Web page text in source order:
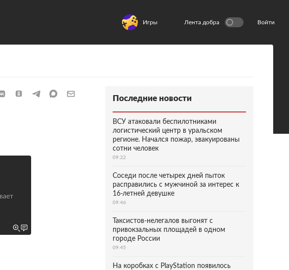
Игры Лента добра Войти
Последние новости
ВСУ атаковали беспилотниками
логистический центр в уральском
регионе. Начался пожар, эвакуированы
сотни человек
09:22
Соседи после четырех дней пыток
расправились с мужчиной за интерес к
16-летней девушке
09:46
Таксистов-нелегалов выгонят с
привокзальных площадей в одном
городе России
09:45
На коробках с PlayStation появилось